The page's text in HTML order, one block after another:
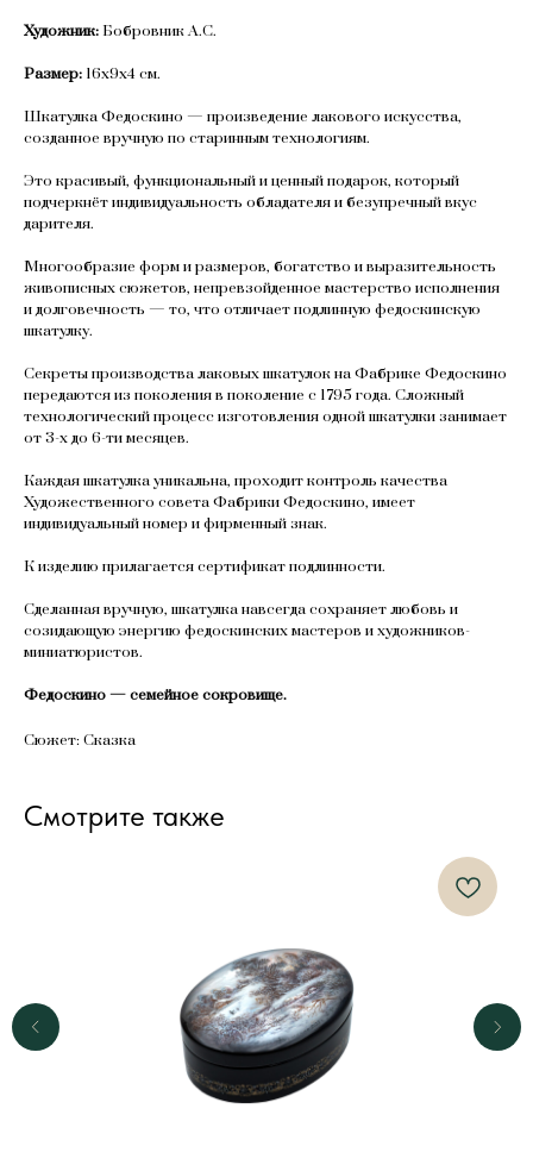
Художник:Бобровник А.С.
Размер: 16х9х4 см.
Шкатулка Федоскино — произведение лакового искусства,
созданное вручную по старинным технологиям.
Это красивый, функциональный и ценный подарок, который
подчеркнёт индивидуальность обладателя и безупречный вкус
дарителя.
Многообразие форм и размеров, богатство и выразительность
живописных сюжетов, непревзойденное мастерство исполнения
и долговечность — то, что отличает подлинную федоскинскую
шкатулку.
Секреты производства лаковых шкатулок на Фабрике Федоскино
передаются из поколения в поколение с 1795 года. Сложный
технологический процесс изготовления одной шкатулки занимает
от 3-х до 6-ти месяцев.
Каждая шкатулка уникальна, проходит контроль качества
Художественного совета Фабрики Федоскино, имеет
индивидуальный номер и фирменный знак.
К изделию прилагается сертификат подлинности.
Сделанная вручную, шкатулка навсегда сохраняет любовь и
созидающую энергию федоскинских мастеров и художников-
миниатюристов.
Федоскино — семейное сокровище.
Сюжет: Сказка
Смотрите также